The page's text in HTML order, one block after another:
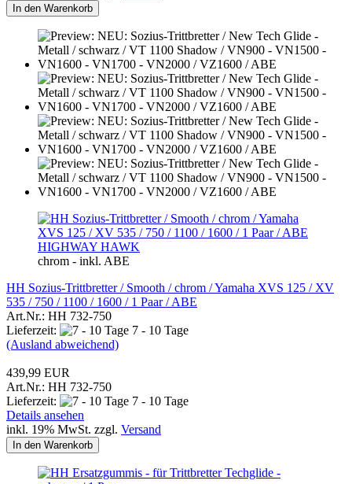
In den Warenkorb
HIGHWAY HAWK
chrom - inkl. ABE
HH Sozius-Trittbretter / Smooth / chrom / Yamaha XVS 125 / XV
535 / 750 / 1100 / 1600 / 1 Paar / ABE
Art.Nr.: HH 732-750
Lieferzeit:
7 - 10 Tage
(Ausland abweichend)
439,99 EUR
Art.Nr.: HH 732-750
Lieferzeit:
7 - 10 Tage
Details ansehen
inkl. 19% MwSt. zzgl. Versand
In den Warenkorb